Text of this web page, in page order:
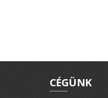
CÉGÜNK